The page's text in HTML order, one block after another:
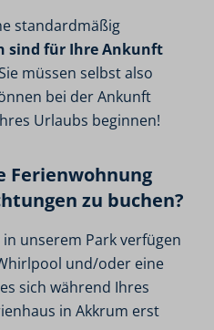
standardmäßig
sind für Ihre Ankunft
müssen selbst also
bei der Ankunft
Urlaubs beginnen!
Ferienwohnung
zu buchen?
unserem Park verfügen
und/oder eine
sich während Ihres
in Akkrum erst